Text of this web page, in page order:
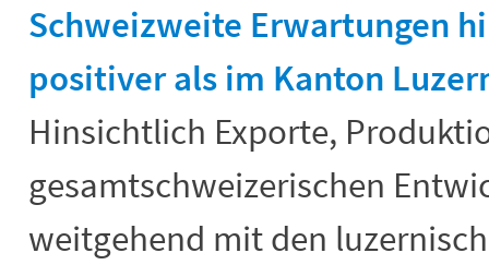
Schweizweite Erwartungen
positiver als im Kanton
Hinsichtlich Exporte,
gesamtschweizerischen
weitgehend mit den